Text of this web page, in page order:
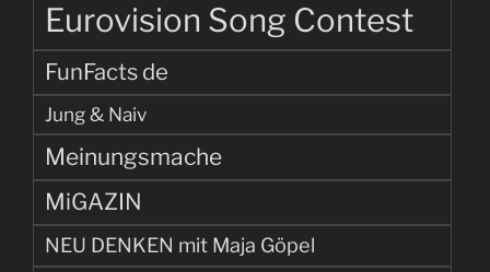
Eurovision Song Contest
FunFacts de
Jung & Naiv
Meinungsmache
MiGAZIN
NEU DENKEN mit Maja Göpel